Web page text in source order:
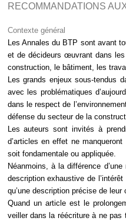
RECOMMANDATIONS
Contexte général
Les Annales du BTP sont avant
et de décideurs œuvrant dans
construction, le bâtiment, les
Les grands enjeux sous-tendus
avec les problématiques
dans le respect de
défense du secteur de la
Les auteurs sont invités à
d’articles en effet ne
soit fondamentale ou appliquée.
Néanmoins, à la différence
description exhaustive de
qu’une description précise de leur
Quand un article est le
veiller dans la réécriture à ne pas